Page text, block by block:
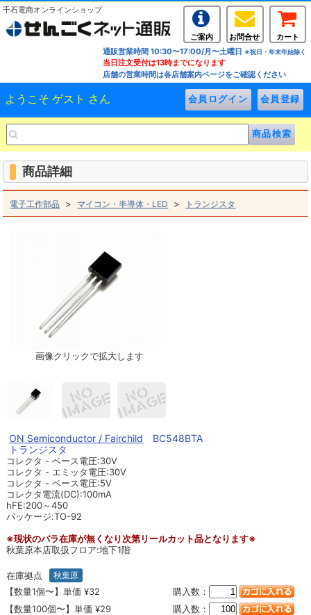
千石電商オンラインショップ
ご案内 お問合せ
カート
通販営業時間 10:30〜17:00/月〜土曜日 ※祝日・年末年始除く
当日注文受付は13時までになります
店舗の営業時間は各店舗案内ページをご確認ください
ようこそ ゲスト さん
商品詳細
電子工作部品 > マイコン・半導体・LED > トランジスタ
画像クリックで拡大します
ON Semiconductor / Fairchild BC548BTA
トランジスタ
コレクタ - ベース電圧:30V
コレクタ - エミッタ電圧:30V
コレクタ - ベース電圧:5V
コレクタ電流(DC):100mA
hFE:200～450
パッケージ:TO-92
※現状のバラ在庫が無くなり次第リールカット品となります※
秋葉原本店取扱フロア:地下1階
在庫拠点 秋葉原
【数量1個〜】単価 ¥32
購入数：
【数量100個〜】単価 ¥29
購入数：